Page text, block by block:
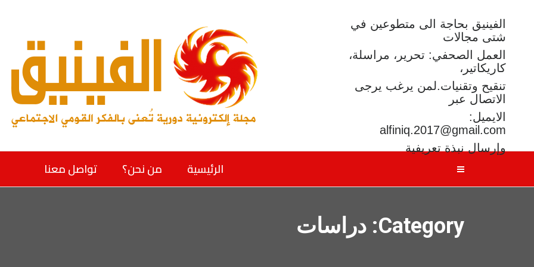
الرئيسية من نحن؟ تواصل معنا
الفينيق بحاجة الى متطوعين في
شتى مجالات
العمل الصحفي: تحرير، مراسلة،
كاريكاتير،
تنقيح وتقنيات.لمن يرغب يرجى
الاتصال عبر
الايميل:
alfiniq.2017@gmail.com
وإرسال نبذة تعريفية
Category: دراسات